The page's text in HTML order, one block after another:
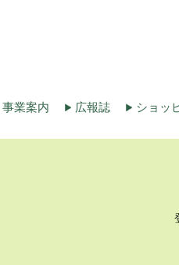
事業案内 広報誌 ショッ